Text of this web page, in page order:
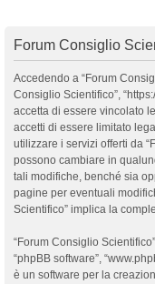
Forum Consiglio
Accedendo a “Forum
Consiglio Scientifico”,
accetta di essere vincolato
accetti di essere limitato
utilizzare i servizi offerti da
possono cambiare in
tali modifiche, benché sia
pagine per eventuali
Scientifico” implica la
“Forum Consiglio
“phpBB software”,
è un software per la